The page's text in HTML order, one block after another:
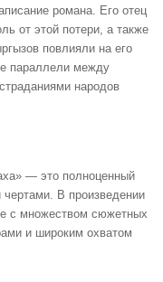
романа. Его отец
от этой потери, а также
повлияли на его
параллели между
народов
— это полноценный
В произведении
с множеством сюжетных
и широким охватом